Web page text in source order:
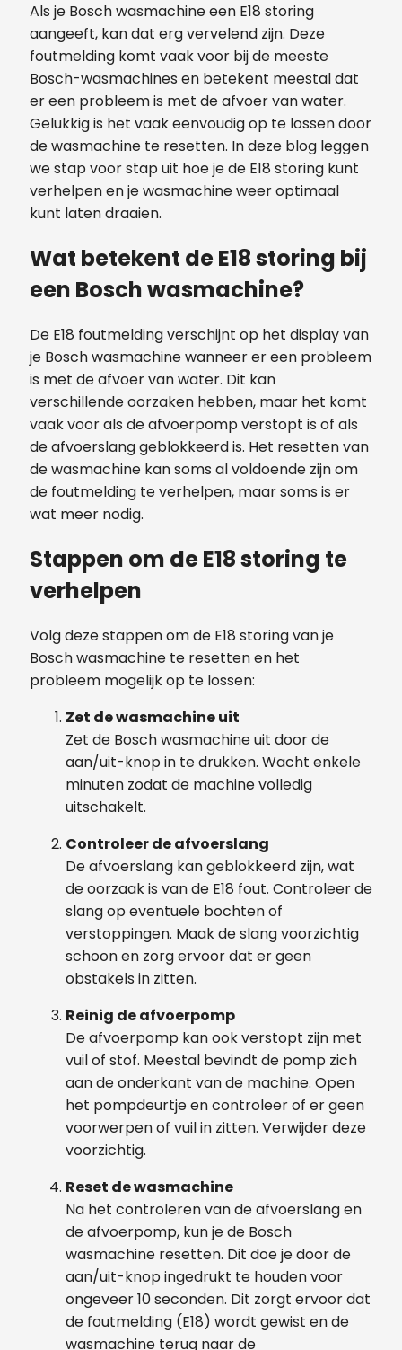
Als je Bosch wasmachine een E18 storing
aangeeft, kan dat erg vervelend zijn. Deze
foutmelding komt vaak voor bij de meeste
Bosch-wasmachines en betekent meestal dat
er een probleem is met de afvoer van water.
Gelukkig is het vaak eenvoudig op te lossen door
de wasmachine te resetten. In deze blog leggen
we stap voor stap uit hoe je de E18 storing kunt
verhelpen en je wasmachine weer optimaal
kunt laten draaien.
Wat betekent de E18 storing bij
een Bosch wasmachine?
De E18 foutmelding verschijnt op het display van
je Bosch wasmachine wanneer er een probleem
is met de afvoer van water. Dit kan
verschillende oorzaken hebben, maar het komt
vaak voor als de afvoerpomp verstopt is of als
de afvoerslang geblokkeerd is. Het resetten van
de wasmachine kan soms al voldoende zijn om
de foutmelding te verhelpen, maar soms is er
wat meer nodig.
Stappen om de E18 storing te
verhelpen
Volg deze stappen om de E18 storing van je
Bosch wasmachine te resetten en het
probleem mogelijk op te lossen:
Zet de wasmachine uit
Zet de Bosch wasmachine uit door de
aan/uit-knop in te drukken. Wacht enkele
minuten zodat de machine volledig
uitschakelt.
Controleer de afvoerslang
De afvoerslang kan geblokkeerd zijn, wat
de oorzaak is van de E18 fout. Controleer de
slang op eventuele bochten of
verstoppingen. Maak de slang voorzichtig
schoon en zorg ervoor dat er geen
obstakels in zitten.
Reinig de afvoerpomp
De afvoerpomp kan ook verstopt zijn met
vuil of stof. Meestal bevindt de pomp zich
aan de onderkant van de machine. Open
het pompdeurtje en controleer of er geen
voorwerpen of vuil in zitten. Verwijder deze
voorzichtig.
Reset de wasmachine
Na het controleren van de afvoerslang en
de afvoerpomp, kun je de Bosch
wasmachine resetten. Dit doe je door de
aan/uit-knop ingedrukt te houden voor
ongeveer 10 seconden. Dit zorgt ervoor dat
de foutmelding (E18) wordt gewist en de
wasmachine terug naar de